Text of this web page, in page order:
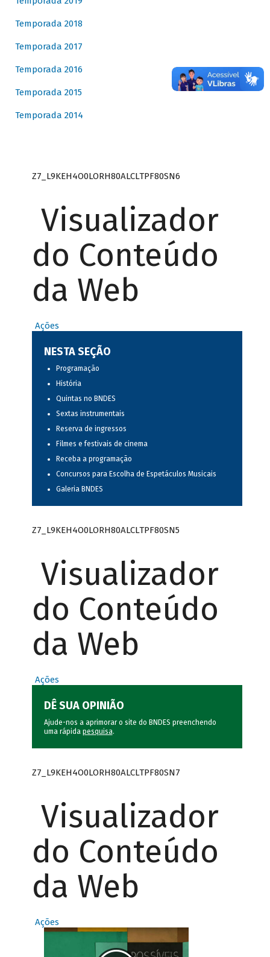
Temporada 2018
Temporada 2017
Temporada 2016
Temporada 2015
Temporada 2014
Z7_L9KEH4O0LORH80ALCLTPF80SN6
Visualizador
do Conteúdo
da Web
Ações
NESTA SEÇÃO
Programação
História
Quintas no BNDES
Sextas instrumentais
Reserva de ingressos
Filmes e festivais de cinema
Receba a programação
Concursos para Escolha de Espetáculos Musicais
Galeria BNDES
Z7_L9KEH4O0LORH80ALCLTPF80SN5
Visualizador
do Conteúdo
da Web
Ações
DÊ SUA OPINIÃO
Ajude-nos a aprimorar o site do BNDES preenchendo
uma rápida pesquisa.
Z7_L9KEH4O0LORH80ALCLTPF80SN7
Visualizador
do Conteúdo
da Web
Ações